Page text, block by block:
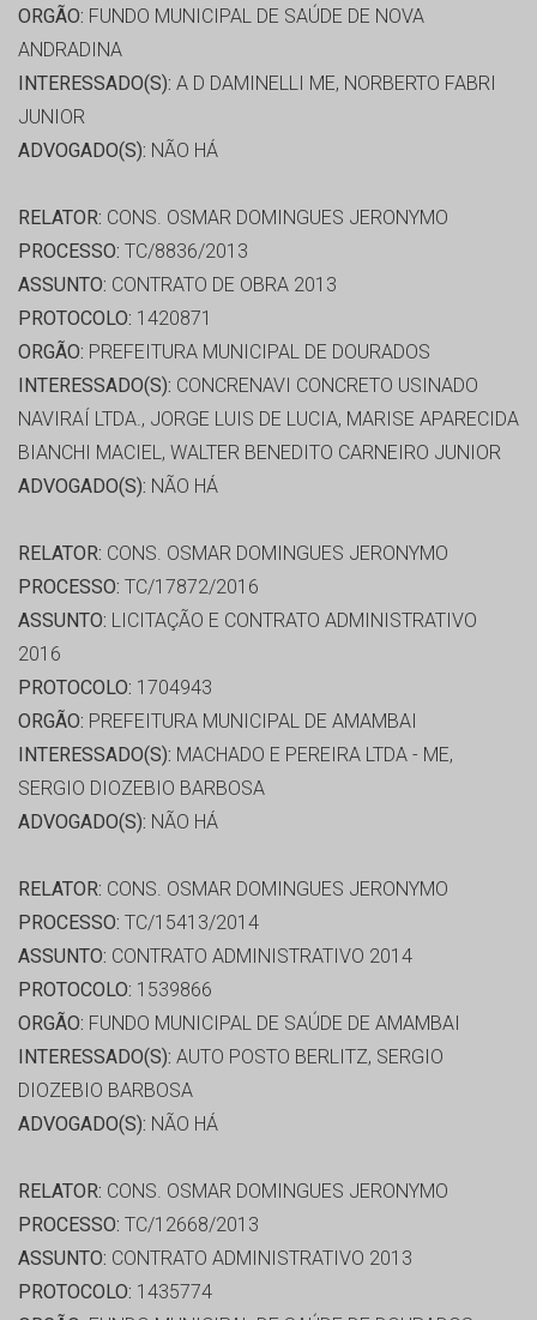
ORGÃO: FUNDO MUNICIPAL DE SAÚDE DE NOVA
ANDRADINA
INTERESSADO(S): A D DAMINELLI ME, NORBERTO FABRI
JUNIOR
ADVOGADO(S): NÃO HÁ
RELATOR: CONS. OSMAR DOMINGUES JERONYMO
PROCESSO: TC/8836/2013
ASSUNTO: CONTRATO DE OBRA 2013
PROTOCOLO: 1420871
ORGÃO: PREFEITURA MUNICIPAL DE DOURADOS
INTERESSADO(S): CONCRENAVI CONCRETO USINADO
NAVIRAÍ LTDA., JORGE LUIS DE LUCIA, MARISE APARECIDA
BIANCHI MACIEL, WALTER BENEDITO CARNEIRO JUNIOR
ADVOGADO(S): NÃO HÁ
RELATOR: CONS. OSMAR DOMINGUES JERONYMO
PROCESSO: TC/17872/2016
ASSUNTO: LICITAÇÃO E CONTRATO ADMINISTRATIVO
2016
PROTOCOLO: 1704943
ORGÃO: PREFEITURA MUNICIPAL DE AMAMBAI
INTERESSADO(S): MACHADO E PEREIRA LTDA - ME,
SERGIO DIOZEBIO BARBOSA
ADVOGADO(S): NÃO HÁ
RELATOR: CONS. OSMAR DOMINGUES JERONYMO
PROCESSO: TC/15413/2014
ASSUNTO: CONTRATO ADMINISTRATIVO 2014
PROTOCOLO: 1539866
ORGÃO: FUNDO MUNICIPAL DE SAÚDE DE AMAMBAI
INTERESSADO(S): AUTO POSTO BERLITZ, SERGIO
DIOZEBIO BARBOSA
ADVOGADO(S): NÃO HÁ
RELATOR: CONS. OSMAR DOMINGUES JERONYMO
PROCESSO: TC/12668/2013
ASSUNTO: CONTRATO ADMINISTRATIVO 2013
PROTOCOLO: 1435774